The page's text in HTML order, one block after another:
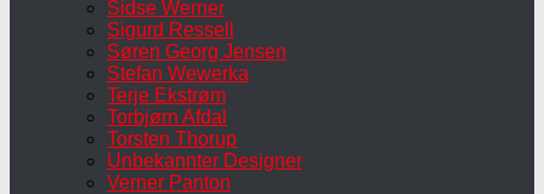
Sidse Werner
Sigurd Ressell
Søren Georg Jensen
Stefan Wewerka
Terje Ekstrøm
Torbjørn Afdal
Torsten Thorup
Unbekannter Designer
Verner Panton